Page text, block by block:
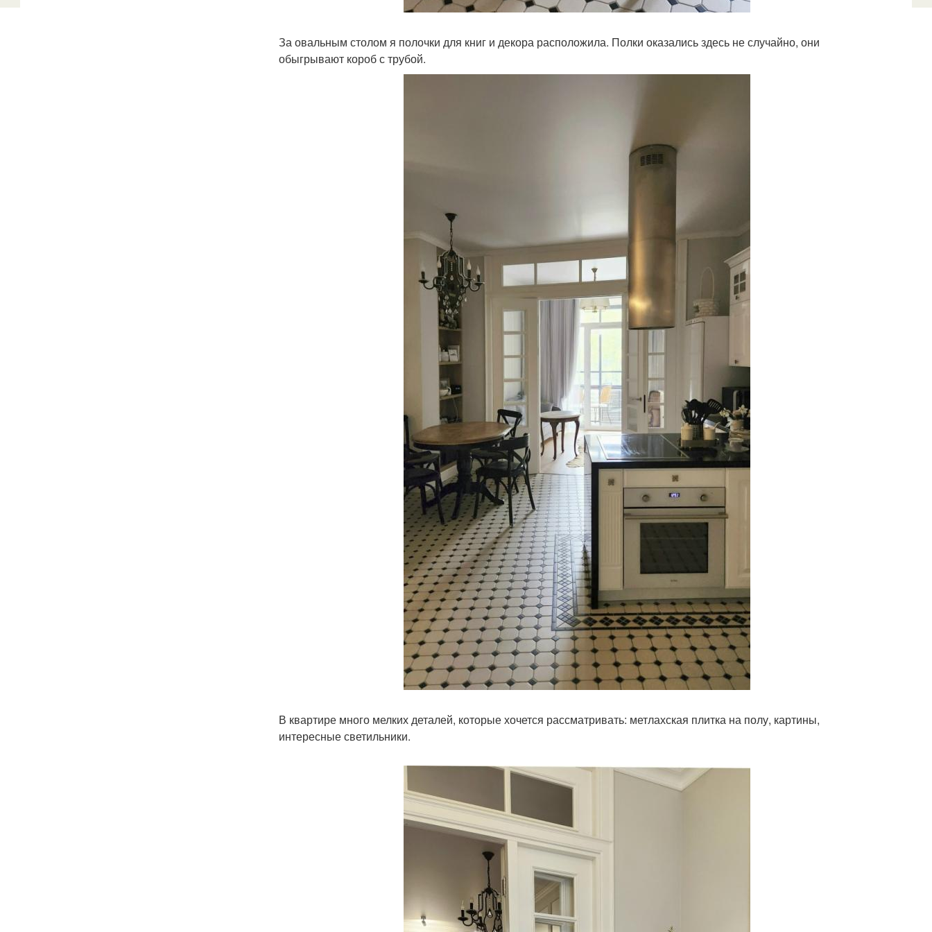
За овальным столом я полочки для книг и декора расположила. Полки оказались здесь не случайно, они
обыгрывают короб с трубой.
В квартире много мелких деталей, которые хочется рассматривать: метлахская плитка на полу, картины,
интересные светильники.